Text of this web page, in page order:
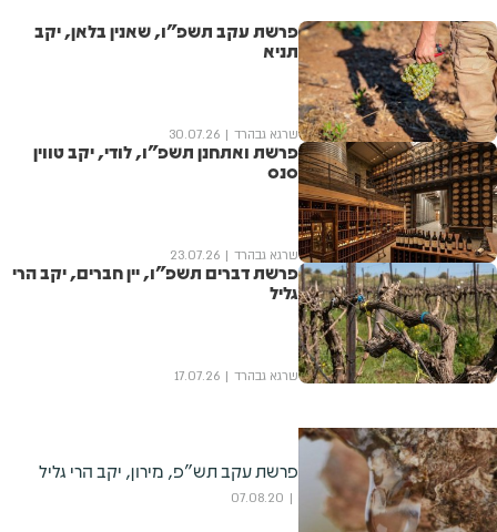
פרשת עקב תשפ"ו, שאנין בלאן, יקב
תניא
שרגא גבהרד 30.07.26
פרשת ואתחנן תשפ"ו, לודי, יקב טווין
סנס
שרגא גבהרד 23.07.26
פרשת דברים תשפ"ו, יין חברים, יקב הרי
גליל
שרגא גבהרד 17.07.26
פרשת עקב תש"פ, מירון, יקב הרי גליל
07.08.20